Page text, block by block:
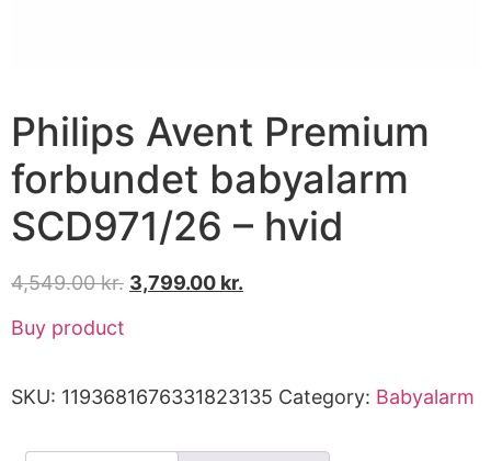
Philips Avent Premium
forbundet babyalarm
SCD971/26 – hvid
4,549.00kr. 3,799.00 kr.
Buy product
SKU: 1193681676331823135 Category: Babyalarm